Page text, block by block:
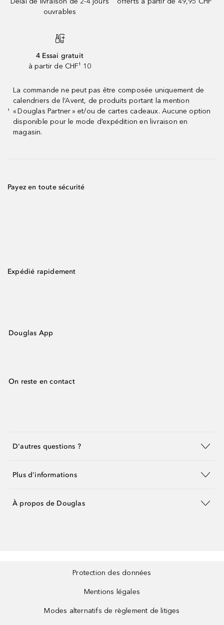
ouvrables
4 Essai gratuit
à partir de CHF¹ 10
¹
La commande ne peut pas être composée uniquement de
calendriers de l’Avent, de produits portant la mention
« Douglas Partner » et/ou de cartes cadeaux. Aucune option
disponible pour le mode d’expédition en livraison en
magasin.
Payez en toute sécurité
Expédié rapidement
Douglas App
On reste en contact
D'autres questions ?
Plus d'informations
À propos de Douglas
Protection des données
Mentions légales
Modes alternatifs de règlement de litiges